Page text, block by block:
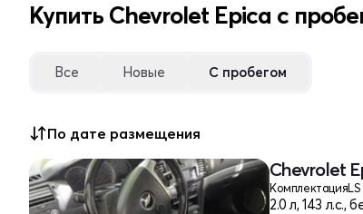
Купить Chevrolet Epica с
Все Новые С пробегом
По дате размещения
Chevrolet
Комплектация
2.0 л, 143 л.с.,